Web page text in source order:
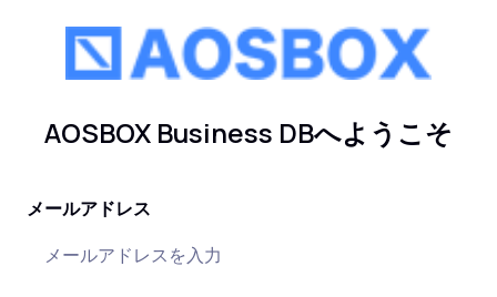
AOSBOX Business DBへようこそ
メールアドレス